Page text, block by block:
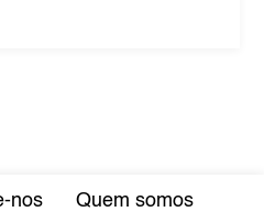
nos Quem somos